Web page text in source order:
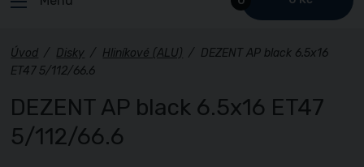
Úvod / Disky / Hliníkové (ALU) / DEZENT AP black 6.5x16
ET47 5/112/66.6
DEZENT AP black 6.5x16 ET47
5/112/66.6